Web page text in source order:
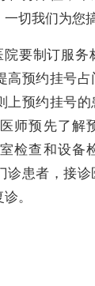
切我们为您搞
院要制订服
高预约挂号
上预约挂号
师预先了解
检查和设备
诊患者，接
。